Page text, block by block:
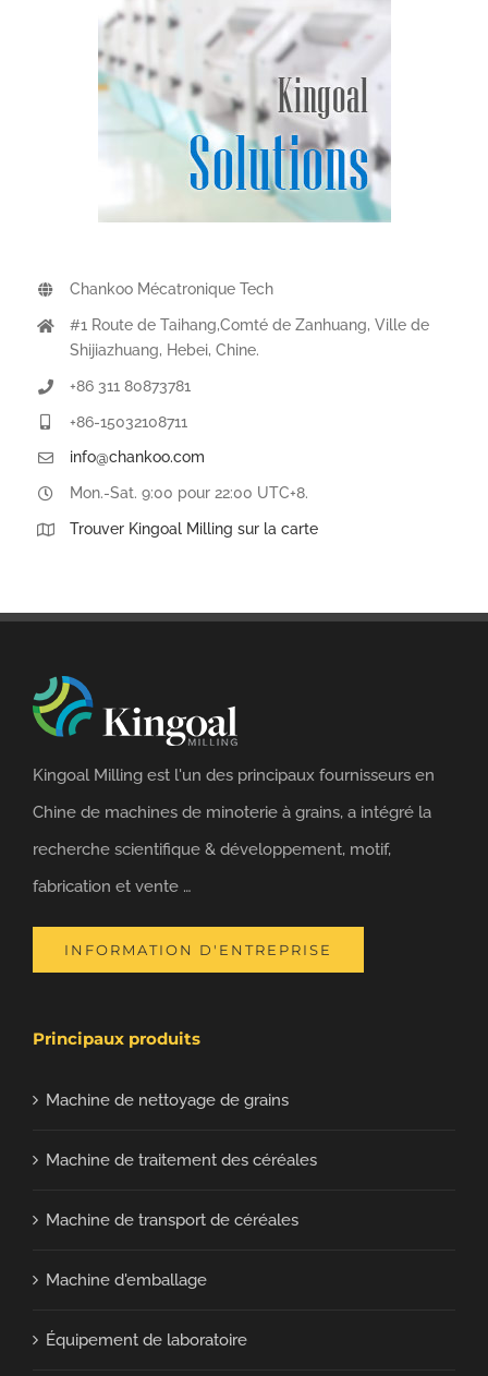
Chankoo Mécatronique Tech
#1 Route de Taihang,Comté de Zanhuang, Ville de
Shijiazhuang, Hebei, Chine.
+86 311 80873781
+86-15032108711
info@chankoo.com
Mon.-Sat. 9:00 pour 22:00 UTC+8.
Trouver Kingoal Milling sur la carte
Kingoal Milling est l'un des principaux fournisseurs en
Chine de machines de minoterie à grains, a intégré la
recherche scientifique & développement, motif,
fabrication et vente …
INFORMATION D'ENTREPRISE
Principaux produits
Machine de nettoyage de grains
Machine de traitement des céréales
Machine de transport de céréales
Machine d'emballage
Équipement de laboratoire